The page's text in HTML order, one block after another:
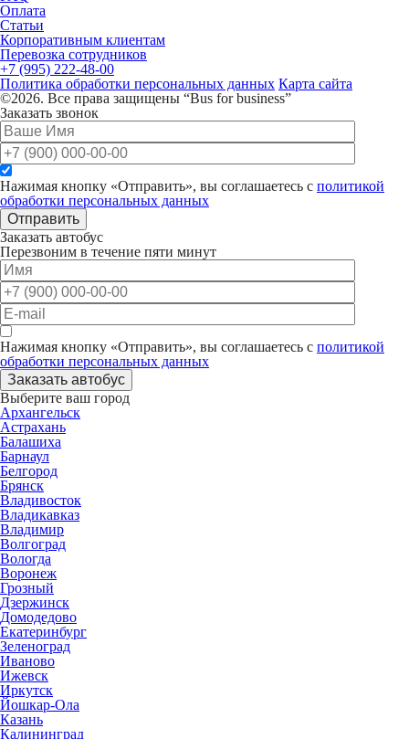
Оплата
Статьи
Корпоративным клиентам
Перевозка сотрудников
+7 (995) 222-48-00
Политика обработки персональных данных Карта сайта
©2026. Все права защищены “Bus for business”
Заказать звонок
Нажимая кнопку «Отправить», вы соглашаетесь с политикой
обработки персональных данных
Отправить
Заказать автобус
Перезвоним в течение пяти минут
Нажимая кнопку «Отправить», вы соглашаетесь с политикой
обработки персональных данных
Заказать автобус
Выберите ваш город
Архангельск
Астрахань
Балашиха
Барнаул
Белгород
Брянск
Владивосток
Владикавказ
Владимир
Волгоград
Вологда
Воронеж
Грозный
Дзержинск
Домодедово
Екатеринбург
Зеленоград
Иваново
Ижевск
Иркутск
Йошкар-Ола
Казань
Калининград